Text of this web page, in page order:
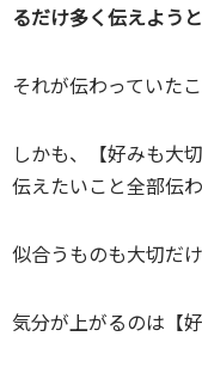
るだけ多く伝えよう
それが伝わっていた
しかも、【好みも大
伝えたいこと全部伝
似合うものも大切だ
気分が上がるのは【